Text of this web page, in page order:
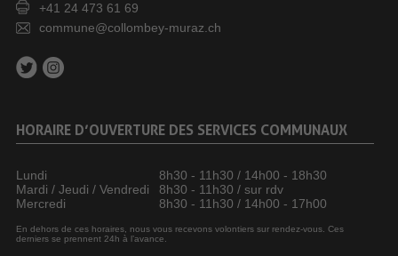
+41 24 473 61 69
commune@collombey-muraz.ch
HORAIRE D’OUVERTURE DES SERVICES COMMUNAUX
Lundi
8h30 - 11h30 / 14h00 - 18h30
Mardi / Jeudi / Vendredi
8h30 - 11h30 / sur rdv
Mercredi
8h30 - 11h30 / 14h00 - 17h00
En dehors de ces horaires, nous vous recevons volontiers sur rendez-vous. Ces
derniers se prennent 24h à l’avance.